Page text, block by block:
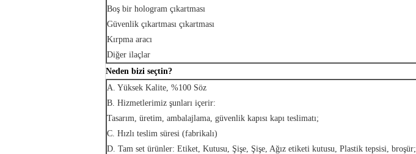
Boş bir hologram çıkartması
Güvenlik çıkartması çıkartması
Kırpma aracı
Diğer ilaçlar
Neden bizi seçtin?
A. Yüksek Kalite, %100 Söz
B. Hizmetlerimiz şunları içerir:
Tasarım, üretim, ambalajlama, güvenlik kapısı kapı teslimatı;
C. Hızlı teslim süresi (fabrikalı)
D. Tam set ürünler: Etiket, Kutusu, Şişe, Şişe, Ağız etiketi kutusu, Plastik tepsisi, broşür;